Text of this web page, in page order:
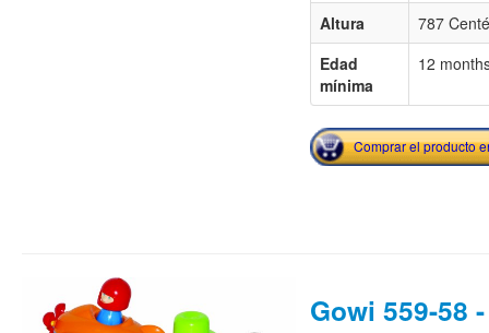
Altura
787
Edad
mínima
12
Comprar el producto
Gowi 559-58 -